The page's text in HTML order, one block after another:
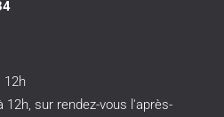
Alain Marc
chaque jour la